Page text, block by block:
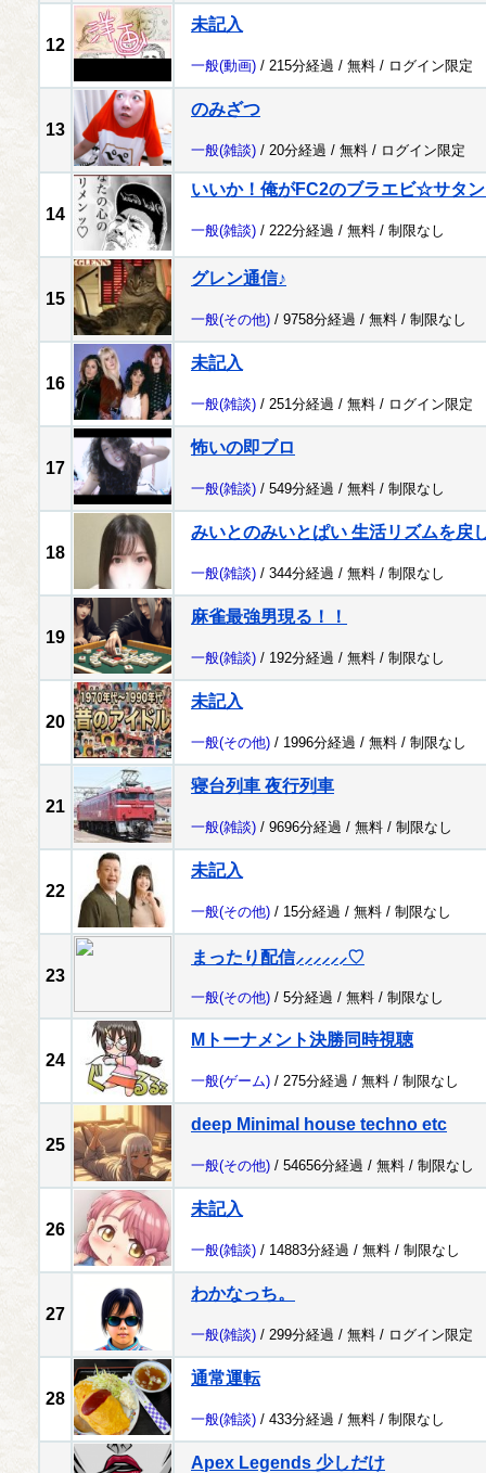
12
未記入
一般(動画) / 215分経過 / 無料 / ログイン限定
13
のみざつ
一般(雑談) / 20分経過 / 無料 / ログイン限定
14
いいか！俺がFC2のブラエビ☆サタ
一般(雑談) / 222分経過 / 無料 / 制限なし
15
グレン通信♪
一般(その他) / 9758分経過 / 無料 / 制限なし
16
未記入
一般(雑談) / 251分経過 / 無料 / ログイン限定
17
怖いの即ブロ
一般(雑談) / 549分経過 / 無料 / 制限なし
18
みいとのみいとぱい 生活リズムを戻
一般(雑談) / 344分経過 / 無料 / 制限なし
19
麻雀最強男現る！！
一般(雑談) / 192分経過 / 無料 / 制限なし
20
未記入
一般(その他) / 1996分経過 / 無料 / 制限なし
21
寝台列車 夜行列車
一般(雑談) / 9696分経過 / 無料 / 制限なし
22
未記入
一般(その他) / 15分経過 / 無料 / 制限なし
23
まったり配信⸝⸝⸝⸝⸝⸝♡
一般(その他) / 5分経過 / 無料 / 制限なし
24
Mトーナメント決勝同時視聴
一般(ゲーム) / 275分経過 / 無料 / 制限なし
25
deep Minimal house techno etc
一般(その他) / 54656分経過 / 無料 / 制限なし
26
未記入
一般(雑談) / 14883分経過 / 無料 / 制限なし
27
わかなっち。
一般(雑談) / 299分経過 / 無料 / ログイン限定
28
通常運転
一般(雑談) / 433分経過 / 無料 / 制限なし
Apex Legends 少しだけ